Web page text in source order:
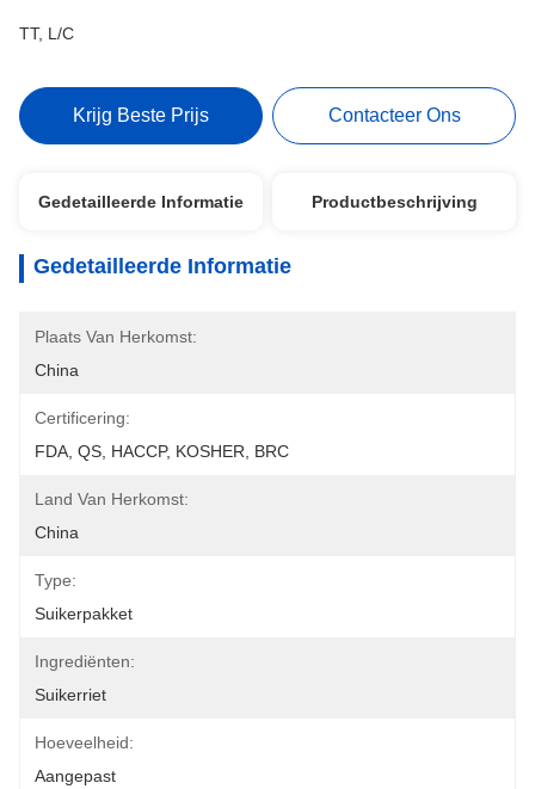
TT, L/C
Krijg Beste Prijs Contacteer Ons
Gedetailleerde Informatie Productbeschrijving
Gedetailleerde Informatie
Plaats Van Herkomst:
China
Certificering:
FDA, QS, HACCP, KOSHER, BRC
Land Van Herkomst:
China
Type:
Suikerpakket
Ingrediënten:
Suikerriet
Hoeveelheid:
Aangepast